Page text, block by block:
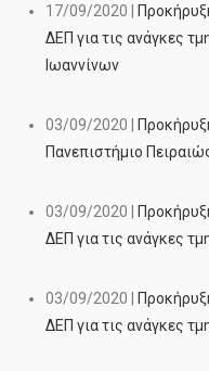
17/09/2020 |
ΔΕΠ για τις ανάγκες
Ιωαννίνων
03/09/2020 |
Πανεπιστήμιο
03/09/2020 |
ΔΕΠ για τις ανάγκες
03/09/2020 |
ΔΕΠ για τις ανάγκες